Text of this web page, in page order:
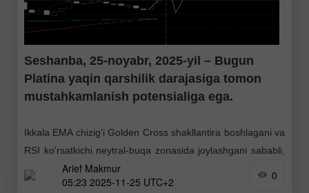
Seshanba, 25-noyabr, 2025-yil – Bugun
Platina yaqin qarshilik darajasiga tomon
mustahkamlanish potensialiga ega.
Ikkala EMA chizig'i Golden Cross shakllantira boshlagani va
RSI ko'rsatkichi neytral-buqa zonasida joylashgani sababli,
bugun Platina narxi mustahkamlanish imkoniyatiga ega.
Qarshilik 2: 1584.0 Qarshilik 1: 1571.0 Pivot: 1549.0
Arief Makmur
05:23 2025-11-25 UTC+2
0